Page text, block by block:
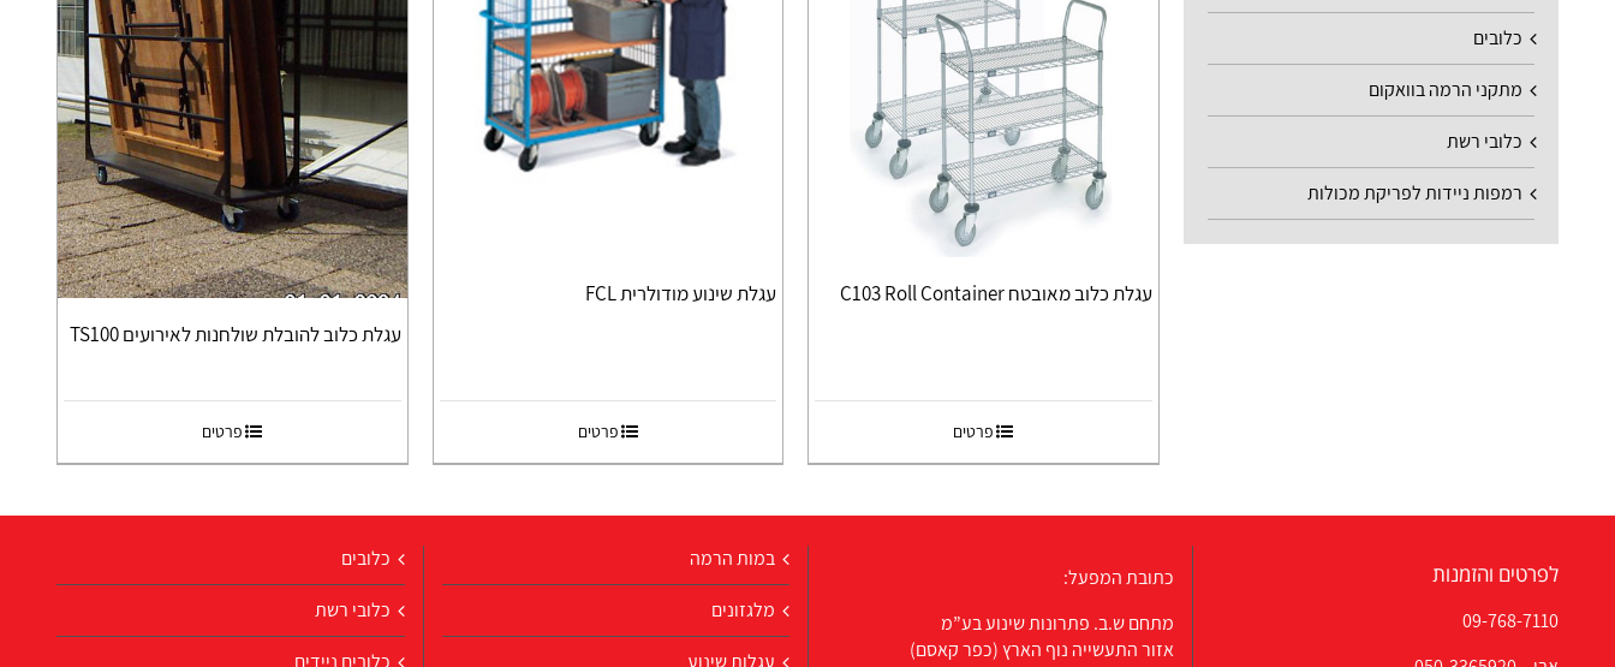
עגלת כלוב מאובטח C103 Roll Container
פרטים
עגלת שינוע מודולרית FCL
פרטים
עגלת כלוב להובלת שולחנות לאירועים TS100
פרטים
כלובים
מתקני הרמה בוואקום
כלובי רשת
רמפות ניידות לפריקת מכולות
לפרטים והזמנות
09-768-7110
כתובת המפעל:
מתחם ש.ב. פתרונות שינוע בע”מ
אזור התעשייה נוף הארץ (כפר קאסם)
במות הרמה
מלגזונים
עגלות שינוע
כלובים
כלובי רשת
כלובים ניידים